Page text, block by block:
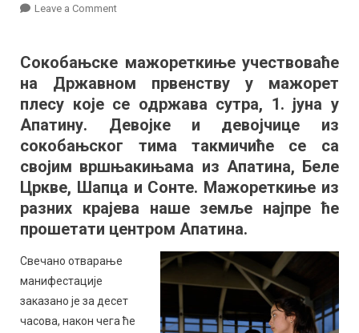
Leave a Commenton
на
Државном
првенству
у
Апатину
Сокобањске мажореткиње учествоваће
на Државном првенству у мажорет
плесу које се одржава сутра, 1. јуна у
Апатину. Девојке и девојчице из
сокобањског тима такмичиће се са
својим вршњакињама из Апатина, Беле
Цркве, Шапца и Сонте. Мажореткиње из
разних крајева наше земље најпре ће
прошетати центром Апатина.
Свечано отварање
манифестације
заказано је за десет
часова, након чега ће